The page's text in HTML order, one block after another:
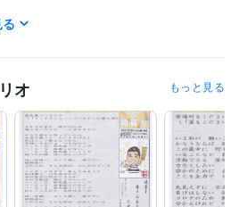
1996年
７
取得年 : 2011年
ｎｔ２００７ 取得年 : 2011年
０７ 取得年 : 2014年
検定Ⅲ種（セルフケア）
取得年 : 2017
検定Ⅱ種（ラインケア）
取得年 : 2017
オ もっと見る